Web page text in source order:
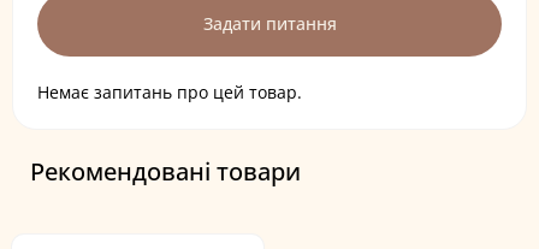
Задати питання
Немає запитань про цей товар.
Рекомендовані товари